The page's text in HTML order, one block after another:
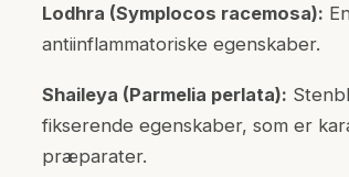
Lodhra (Symplocos racemosa):
antiinflammatoriske egenskaber.
Shaileya (Parmelia perlata):
fikserende egenskaber, som er
præparater.